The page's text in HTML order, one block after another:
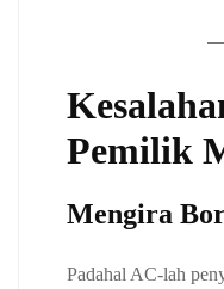
Pemilik
Mengira
Padahal AC-lah